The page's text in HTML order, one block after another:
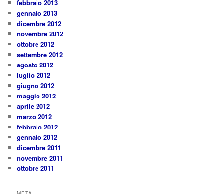
febbraio 2013
gennaio 2013
dicembre 2012
novembre 2012
ottobre 2012
settembre 2012
agosto 2012
luglio 2012
giugno 2012
maggio 2012
aprile 2012
marzo 2012
febbraio 2012
gennaio 2012
dicembre 2011
novembre 2011
ottobre 2011